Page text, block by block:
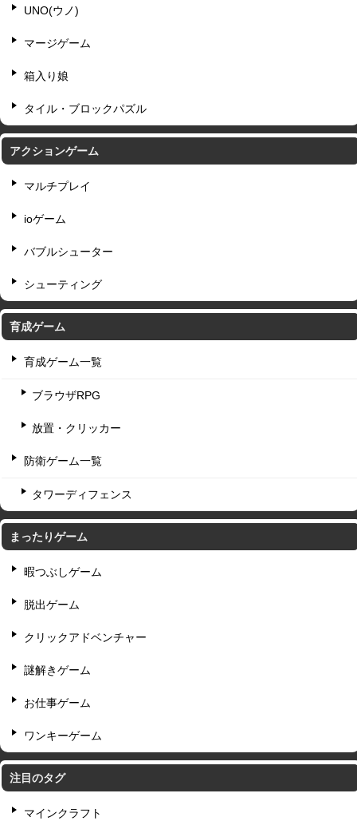
UNO(ウノ)
マージゲーム
箱入り娘
タイル・ブロックパズル
アクションゲーム
マルチプレイ
ioゲーム
バブルシューター
シューティング
育成ゲーム
育成ゲーム一覧
ブラウザRPG
放置・クリッカー
防衛ゲーム一覧
タワーディフェンス
まったりゲーム
暇つぶしゲーム
脱出ゲーム
クリックアドベンチャー
謎解きゲーム
お仕事ゲーム
ワンキーゲーム
注目のタグ
マインクラフト